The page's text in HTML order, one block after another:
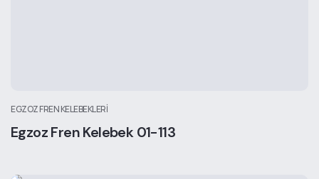
EGZOZ FREN KELEBEKLERI
Egzoz Fren Kelebek 01-113